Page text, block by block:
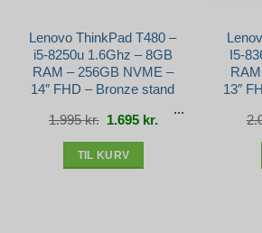
Lenovo ThinkPad T480 –
i5-8250u 1.6Ghz – 8GB
RAM – 256GB NVME –
14″ FHD – Bronze stand
1.995kr. Den
oprindelige
pris
1.695 kr. Den
aktuelle
pris
TIL KURV
I5-
13″